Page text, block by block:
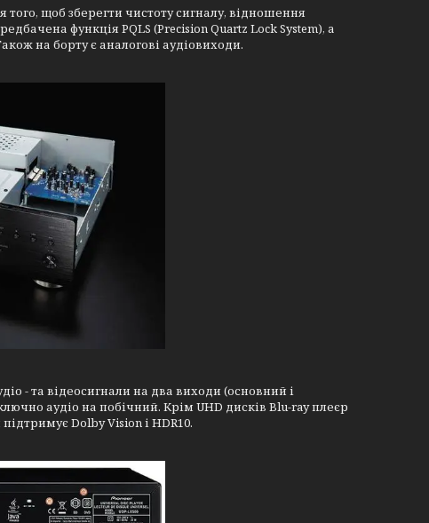
щоб зберегти чистоту сигналу, відношення
функція PQLS (Precision Quartz Lock System), а
на борту є аналогові аудіовиходи.
- та відеосигнали на два виходи (основний і
аудіо на побічний. Крім UHD дисків Blu-ray плеєр
Dolby Vision і HDR10.